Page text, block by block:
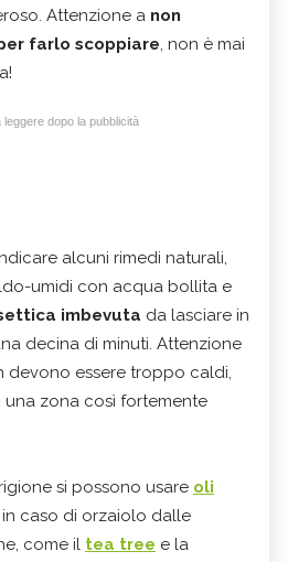
Attenzione a non
farlo scoppiare, non è mai
leggere dopo la pubblicità
alcuni rimedi naturali,
umidi con acqua bollita e
imbevuta da lasciare in
decina di minuti. Attenzione
devono essere troppo caldi,
una zona così fortemente
si possono usare oli
caso di orzaiolo dalle
come il tea tree e la